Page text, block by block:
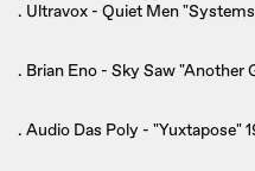
. Ultravox - Quiet Men
. Brian Eno - Sky Saw "Another
. Audio Das Poly - "Yuxtapose"